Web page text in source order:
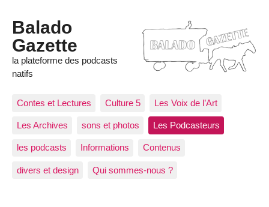
Balado
Gazette
la plateforme des podcasts
natifs
Contes et Lectures Culture 5 Les Voix de l’Art
Les Archives sons et photos Les Podcasteurs
les podcasts Informations Contenus
divers et design Qui sommes-nous ?